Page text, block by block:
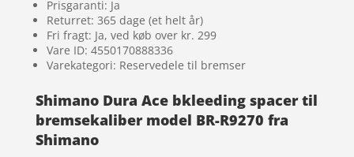
Prisgaranti: Ja
Returret: 365 dage (et helt år)
Fri fragt: Ja, ved køb over kr. 299
Vare ID: 4550170888336
Varekategori: Reservedele til bremser
Shimano Dura Ace bkleeding spacer til
bremsekaliber model BR-R9270 fra
Shimano